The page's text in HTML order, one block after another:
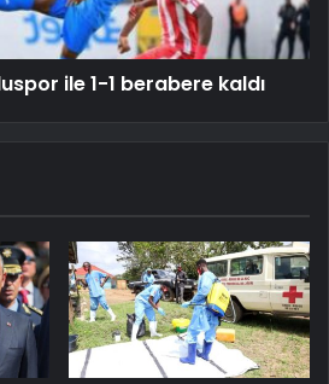
ile 1-1 berabere kaldı